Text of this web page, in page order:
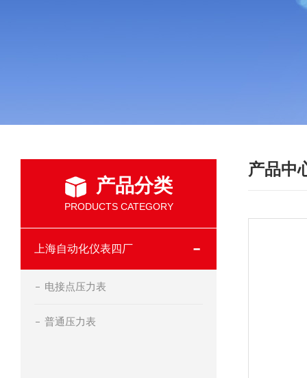
产品分类
PRODUCTS CATEGORY
上海自动化仪表四厂
电接点压力表
普通压力表
产品中